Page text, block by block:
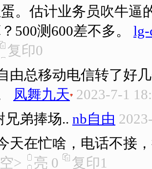
。估计业务员吹牛逼
500测600差不多。
lg-
复印0
由总移动电信转了好
凤舞九天 2023-7-1
兄弟捧场.. nb自由
天在忙啥，电话不接
> 亮 0 复印1